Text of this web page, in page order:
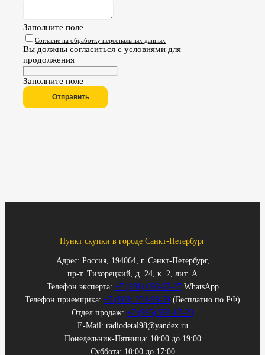
Заполните поле
Согласие на обработку персональных данных
Вы должны согласиться с условиями для
продолжения
Заполните поле
Отправить
Пункт скупки в городе Санкт-Петербург
Адрес: Россия, 194064, г. Санкт-Петербург,
пр-т. Тихорецкий, д. 24, к. 2, лит. А
Телефон эксперта: +7 (981) 696-67-27WhatsApp
Телефон приемщика: +7 (800) 234-99-59 (Бесплатно по РФ)
Отдел продаж: +7 (995) 592-67-20
E-Mail: radiodetal98@yandex.ru
Понедельник-Пятница: 10:00 до 19:00
Суббота: 10:00 до 17:00